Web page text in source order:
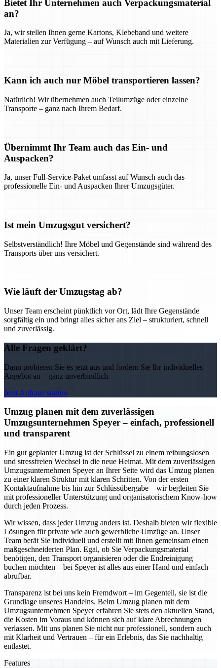
Bietet Ihr Unternehmen auch Verpackungsmaterial
an?
Ja, wir stellen Ihnen gerne Kartons, Klebeband und weitere
Materialien zur Verfügung – auf Wunsch auch mit Lieferung.
Kann ich auch nur Möbel transportieren lassen?
Natürlich! Wir übernehmen auch Teilumzüge oder einzelne
Transporte – ganz nach Ihrem Bedarf.
Übernimmt Ihr Team auch das Ein- und
Auspacken?
Ja, unser Full-Service-Paket umfasst auf Wunsch auch das
professionelle Ein- und Auspacken Ihrer Umzugsgüter.
Ist mein Umzugsgut versichert?
Selbstverständlich! Ihre Möbel und Gegenstände sind während des
Transports über uns versichert.
Wie läuft der Umzugstag ab?
Unser Team erscheint pünktlich vor Ort, lädt Ihre Gegenstände
sorgfältig ein und bringt alles sicher ans Ziel – strukturiert, schnell
und zuverlässig.
Alle Fragen geklärt?
Dann probieren Sie es jetzt aus und fordern Sie Ihr individuelles
Angebot an – ganz unverbindlich.
Jetzt Anfrage starten
Umzug planen mit dem zuverlässigen
Umzugsunternehmen Speyer – einfach, professionell
und transparent
Ein gut geplanter Umzug ist der Schlüssel zu einem reibungslosen
und stressfreien Wechsel in die neue Heimat. Mit dem zuverlässigen
Umzugsunternehmen Speyer an Ihrer Seite wird das Umzug planen
zu einer klaren Struktur mit klaren Schritten. Von der ersten
Kontaktaufnahme bis hin zur Schlüssübergabe – wir begleiten Sie
mit professioneller Unterstützung und organisatorischem Know-how
durch jeden Prozess.
Wir wissen, dass jeder Umzug anders ist. Deshalb bieten wir flexible
Lösungen für private wie auch gewerbliche Umzüge an. Unser
Team berät Sie individuell und erstellt mit Ihnen gemeinsam einen
maßgeschneiderten Plan. Egal, ob Sie Verpackungsmaterial
benötigen, den Transport organisieren oder die Endreinigung
buchen möchten – bei Speyer ist alles aus einer Hand und einfach
abrufbar.
Transparenz ist bei uns kein Fremdwort – im Gegenteil, sie ist die
Grundlage unseres Handelns. Beim Umzug planen mit dem
Umzugsunternehmen Speyer erfahren Sie stets den aktuellen Stand,
die Kosten im Voraus und können sich auf klare Abrechnungen
verlassen. Mit uns planen Sie nicht nur professionell, sondern auch
mit Klarheit und Vertrauen – für ein Erlebnis, das Sie nachhaltig
entlastet.
Features